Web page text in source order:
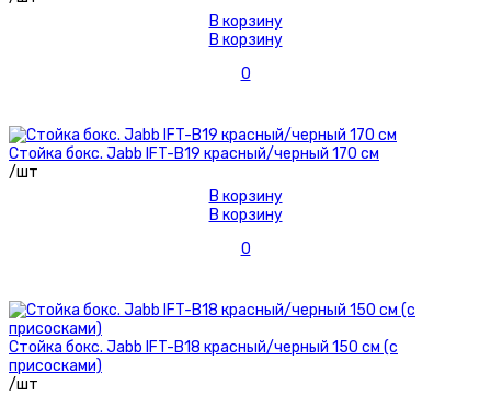
В корзину
В корзину
0
Стойка бокс. Jabb IFT-B19 красный/черный 170 см
/шт
В корзину
В корзину
0
Стойка бокс. Jabb IFT-B18 красный/черный 150 см (с
присосками)
/шт